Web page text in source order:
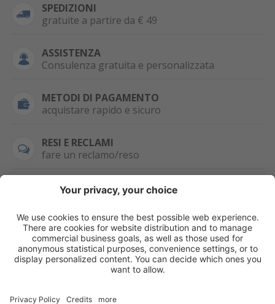
SPEDIZIONI
gratuite a partire da € 49
ASSISTENZA
Consulenza gratuita e personalizzata
METODI DI PAGAMENTO
acquistare rapido e sicuro
RESI E RECLAMI
fare un reclamo/reso
SEMPRE DISPONIBILE
0471 506798
WHATSAPP
+39 376 2951129
HAI LA PARTITA
IVA?
Per ordini, offerte,
prezzi speciali e
ulteriori articoli